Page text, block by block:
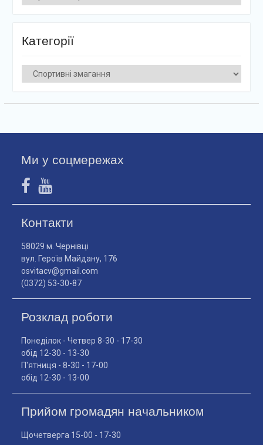
Категорії
Категорії
Ми у соцмережах
Контакти
58029 м. Чернівці
вул. Героїв Майдану, 176
osvitacv@gmail.com
(0372) 53-30-87
Розклад роботи
Понеділок - Четвер 8-30 - 17-30
обід 12-30 - 13-30
П'ятниця - 8-30 - 17-00
обід 12-30 - 13-00
Прийом громадян начальником
Щочетверга 15-00 - 17-30